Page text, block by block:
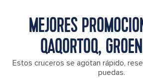
MEJORES
QAQORTOQ,
Estos cruceros se agotan rápido,
puedas.